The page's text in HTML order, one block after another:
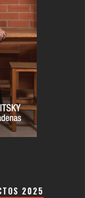
2025